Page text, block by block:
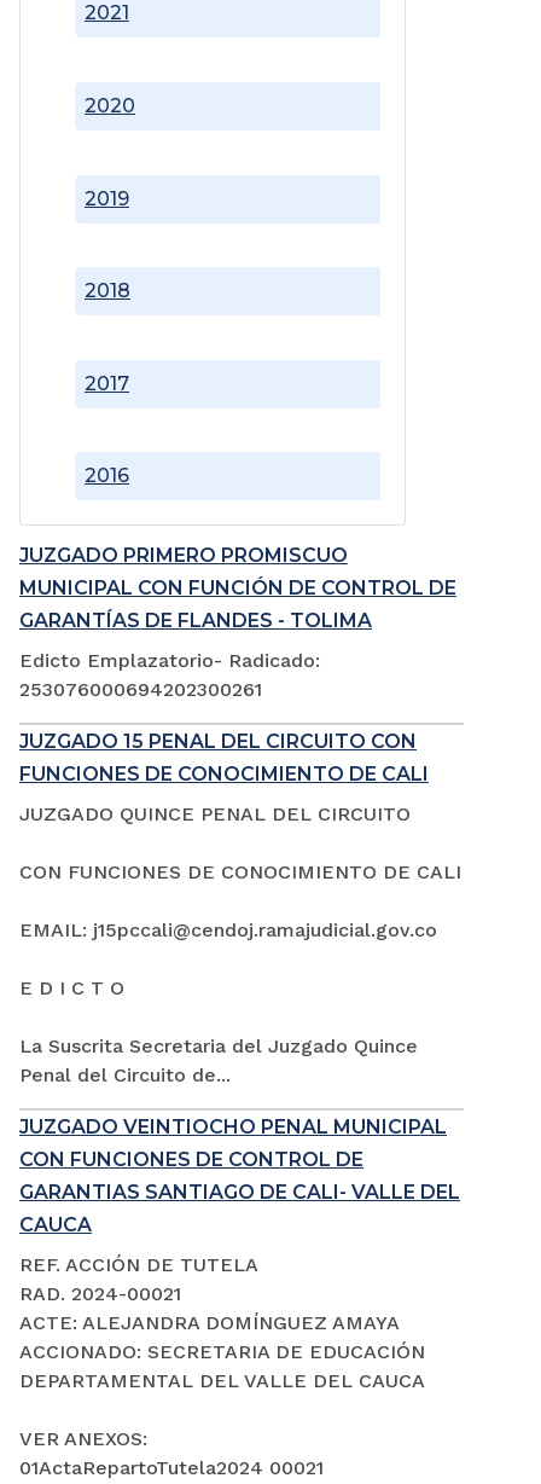
2016
2017
2018
2019
2020
2021
JUZGADO PRIMERO PROMISCUO
MUNICIPAL CON FUNCIÓN DE CONTROL DE
GARANTÍAS DE FLANDES - TOLIMA
Edicto Emplazatorio- Radicado:
253076000694202300261
JUZGADO 15 PENAL DEL CIRCUITO CON
FUNCIONES DE CONOCIMIENTO DE CALI
JUZGADO QUINCE PENAL DEL CIRCUITO
CON FUNCIONES DE CONOCIMIENTO DE CALI
EMAIL: j15pccali@cendoj.ramajudicial.gov.co
E D I C T O
La Suscrita Secretaria del Juzgado Quince
Penal del Circuito de...
JUZGADO VEINTIOCHO PENAL MUNICIPAL
CON FUNCIONES DE CONTROL DE
GARANTIAS SANTIAGO DE CALI- VALLE DEL
CAUCA
REF. ACCIÓN DE TUTELA
RAD. 2024-00021
ACTE: ALEJANDRA DOMÍNGUEZ AMAYA
ACCIONADO: SECRETARIA DE EDUCACIÓN
DEPARTAMENTAL DEL VALLE DEL CAUCA
VER ANEXOS:
01ActaRepartoTutela2024 00021